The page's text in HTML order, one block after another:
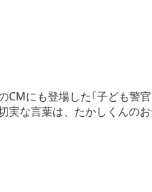
CMにも登場した｢子ども
実な言葉は、たかしくんの